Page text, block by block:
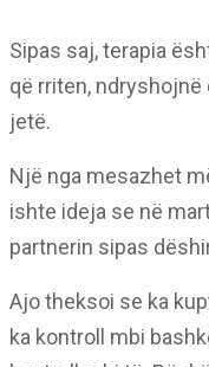
Sipas saj, terapia
që rriten,
jetë.
Një nga mesazhet
ishte ideja se në
partnerin sipas
Ajo theksoi se ka
ka kontroll mbi